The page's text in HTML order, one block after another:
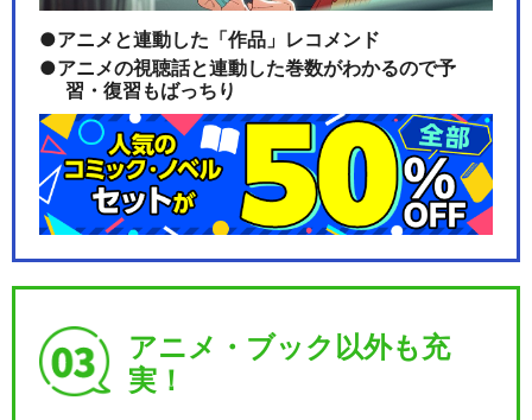
アニメと連動した「作品」レコメンド
アニメの視聴話と連動した巻数がわかるので予
習・復習もばっちり
アニメ・ブック以外も充
実！